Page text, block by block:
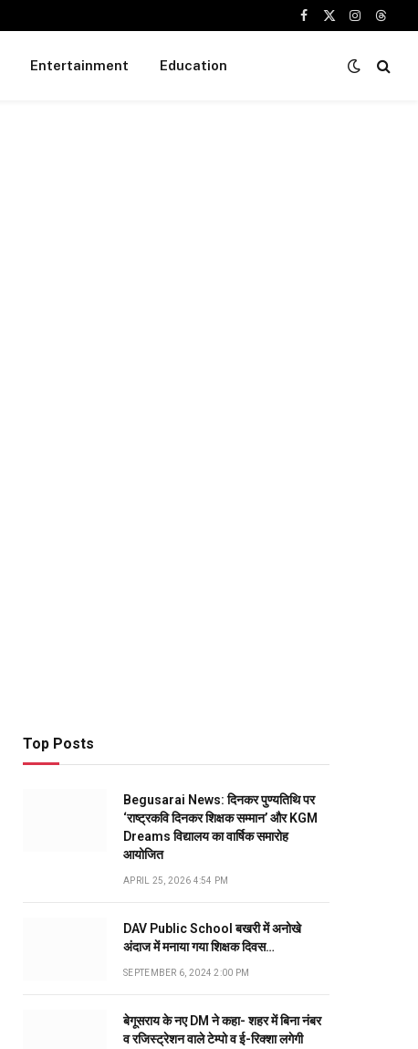
Facebook
X
Instagram
Entertainment Education
Top Posts
Begusarai News: दिनकर पुण्यतिथि पर
‘राष्ट्रकवि दिनकर शिक्षक सम्मान’ और KGM
Dreams विद्यालय का वार्षिक समारोह
आयोजित
APRIL 25, 2026 4:54 PM
DAV Public School बखरी में अनोखे
अंदाज में मनाया गया शिक्षक दिवस…
SEPTEMBER 6, 2024 2:00 PM
बेगूसराय के नए DM ने कहा- शहर में बिना नंबर
व रजिस्ट्रेशन वाले टेम्पो व ई-रिक्शा लगेगी